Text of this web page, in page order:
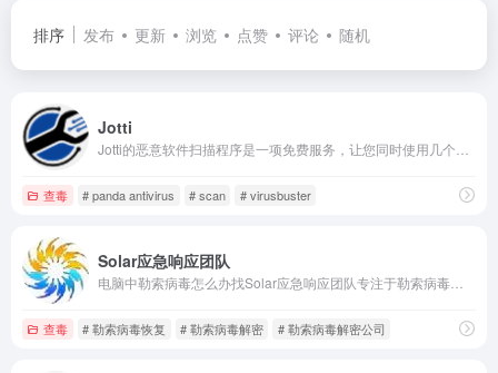
排序 发布 更新 浏览 点赞 评论 随机
Jotti
查毒 # panda antivirus # scan # virusbuster
Solar应急响应团队
查毒 # 勒索病毒恢复 # 勒索病毒解密 # 勒索病毒解密公司